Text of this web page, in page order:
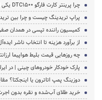
چرا پرینتر کارت فارگو DTC1500 یکی از محبوب‌ترین پرینترهای کارت دنیا است؟
پراپ تریدینگ چیست و چرا بین
کمیسیون راننده تپسی در همدان
از برآورد هزینه تا انتخاب ناشر
چه روزهایی قیمت بلیط هواپیما
پارک خودکار خودروهای چینی | در
دوزینگ پمپ اتاترون یا اینجکتا؟
خرید طلای آب‌شده و نقره بدون